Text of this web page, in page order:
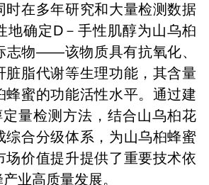
时在多年研究和大量检测数据
地确定D－手性肌醇为山乌桕
志物——该物质具有抗氧化、
脏脂代谢等生理功能，其含量
蜂蜜的功能活性水平。通过建
量检测方法，结合山乌桕花
综合分级体系，为山乌桕蜂蜜
场价值提升提供了重要技术依
业高质量发展。